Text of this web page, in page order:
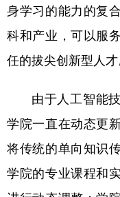
身学习的能力的复
科和产业，可以服
任的拔尖创新型人才
由于人工智能
学院一直在动态更
将传统的单向知识
学院的专业课程和